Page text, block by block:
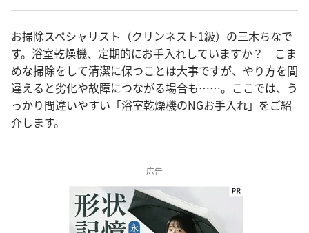
お掃除スペシャリスト（クリンネスト1級）の三木ちなで
す。浴室乾燥機、定期的にお手入れしていますか？ こま
めな掃除をして清潔に保つことは大事ですが、やり方を間
違えると劣化や故障につながる場合も……。ここでは、う
っかり間違いやすい「浴室乾燥機のNGお手入れ」をご紹
介します。
広告